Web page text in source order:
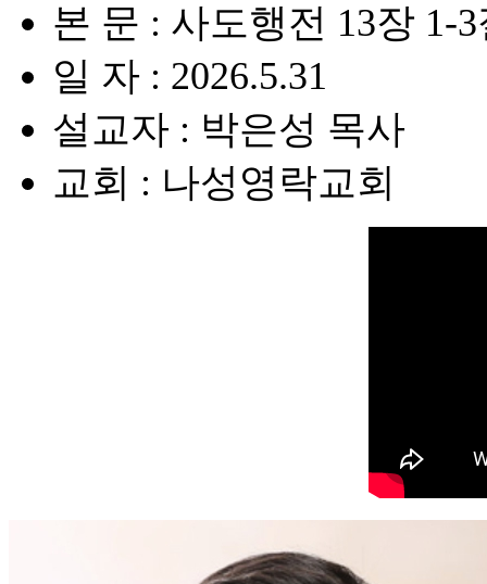
본 문 : 사도행전 13장 1-
일 자 : 2026.5.31
설교자 : 박은성 목사
교회 : 나성영락교회